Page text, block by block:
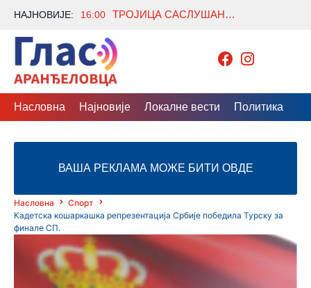
НАЈНОВИЈЕ: 16:00 ТРОЈИЦА САСЛУШАНА ЗБОГ 85 КИЛОГРАМА ДРОГЕ, ТУЖИЛАШТВО ЗАТРАЖИЛО ПРИТВОР
Насловна Најновије Локалне вести Политика
ВАША РЕКЛАМА МОЖЕ БИТИ ОВДЕ
Насловна
Спорт
Кадетска кошаркашка репрезентација Србије победила Турску за
финале СП.